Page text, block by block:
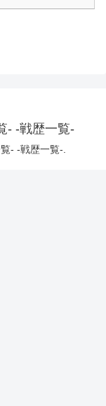
- -戦歴一覧-
- -戦歴一覧-.